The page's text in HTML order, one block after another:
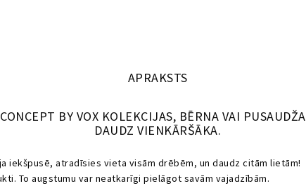
APRAKSTS
BY VOX KOLEKCIJAS, BĒRNA VAI
DAUDZ VIENKĀRŠĀKA.
iekšpusē, atradīsies vieta visām drēbēm, un daudz citām lietām!
To augstumu var neatkarīgi pielāgot savām vajadzībām.